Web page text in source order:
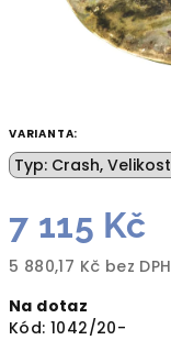
VARIANTA:
7 115 Kč
5 880,17 Kč bez DPH
cena:
Na dotaz
Kód: 1042/20-